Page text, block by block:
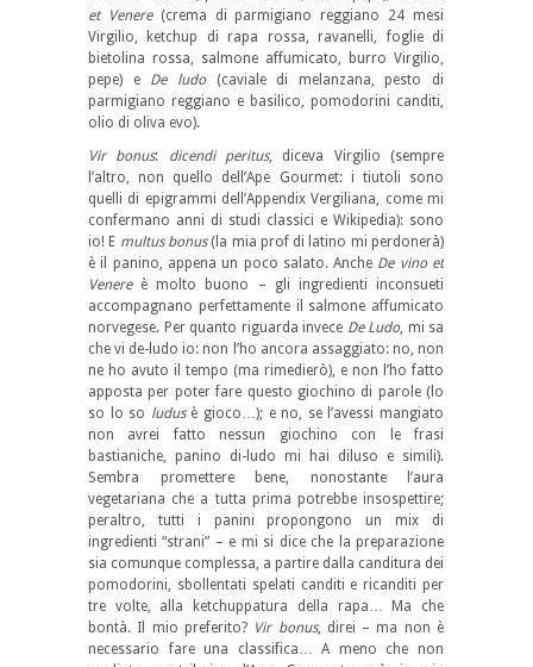
et Venere(crema di parmigiano reggiano 24 mesi
Virgilio, ketchup di rapa rossa, ravanelli, foglie di
bietolina rossa, salmone affumicato, burro Virgilio,
pepe) e De ludo(caviale di melanzana, pesto di
parmigiano reggiano e basilico, pomodorini canditi,
olio di oliva evo).
Vir bonus: dicendi peritus, diceva Virgilio (sempre
l’altro, non quello dell’Ape Gourmet: i tiutoli sono
quelli di epigrammi dell’Appendix Vergiliana, come mi
confermano anni di studi classici e Wikipedia): sono
io! E multus bonus(la mia prof di latino mi perdonerà)
è il panino, appena un poco salato. Anche De vino et
Venere è molto buono – gli ingredienti inconsueti
accompagnano perfettamente il salmone affumicato
norvegese. Per quanto riguarda invece De Ludo, mi sa
che vi de-ludo io: non l’ho ancora assaggiato: no, non
ne ho avuto il tempo (ma rimedierò), e non l’ho fatto
apposta per poter fare questo giochino di parole (lo
so lo so ludusè gioco…); e no, se l’avessi mangiato
non avrei fatto nessun giochino con le frasi
bastianiche, panino di-ludo mi hai diluso e simili).
Sembra promettere bene, nonostante l’aura
vegetariana che a tutta prima potrebbe insospettire;
peraltro, tutti i panini propongono un mix di
ingredienti “strani” – e mi si dice che la preparazione
sia comunque complessa, a partire dalla canditura dei
pomodorini, sbollentati spelati canditi e ricanditi per
tre volte, alla ketchuppatura della rapa… Ma che
bontà. Il mio preferito? Vir bonus, direi – ma non è
necessario fare una classifica… A meno che non